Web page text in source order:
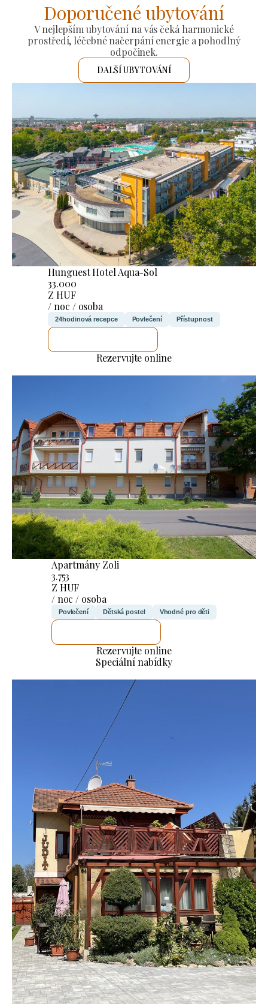
Doporučené ubytování
V nejlepším ubytování na vás čeká harmonické
prostředí, léčebné načerpání energie a pohodlný
odpočinek.
DALŠÍ UBYTOVÁNÍ
Hunguest Hotel Aqua-Sol
33.000
Z HUF
/ noc / osoba
24hodinová recepce Povlečení Přístupnost
Rezervujte online
Apartmány Zoli
3.753
Z HUF
/ noc / osoba
Povlečení Dětská postel Vhodné pro děti
Rezervujte online
Speciální nabídky